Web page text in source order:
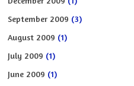
September 2009 (3)
August 2009 (1)
July 2009 (1)
June 2009 (1)